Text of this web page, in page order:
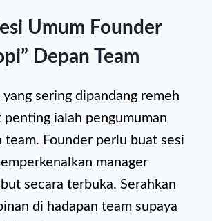
Umum Founder
Depan Team
yang sering dipandang remeh
penting ialah pengumuman
team. Founder perlu buat sesi
manager
secara terbuka. Serahkan
di hadapan team supaya